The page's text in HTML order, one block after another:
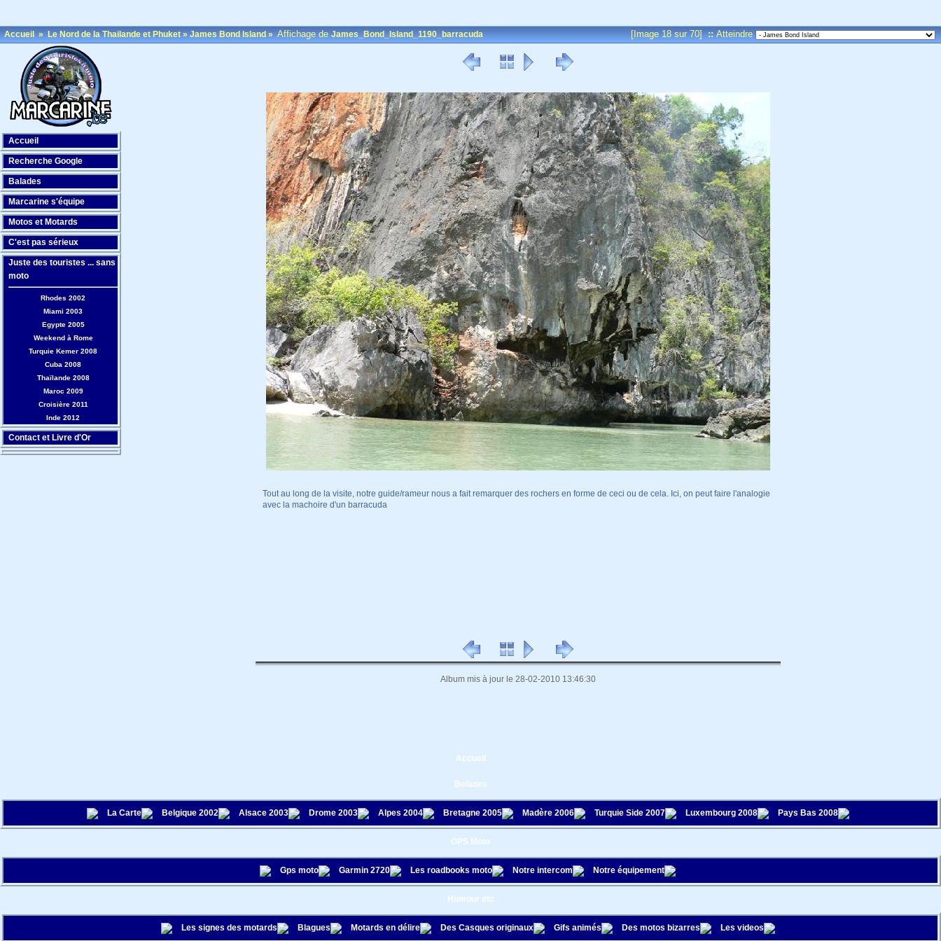
Accueil»Le Nord de la Thailande et Phuket»James Bond Island»Affichage deJames_Bond_Island_1190_barracuda [Image 18 sur 70] ::Atteindre
Tout au long de la visite, notre guide/rameur nous a fait remarquer des rochers en forme de ceci ou de cela. Ici, on peut faire l'analogie
avec la machoire d'un barracuda
Album mis à jour le 28-02-2010 13:46:30
Accueil
Balades
La Carte Belgique 2002 Alsace 2003 Drome 2003 Alpes 2004 Bretagne 2005 Madère 2006 Turquie Side 2007 Luxembourg 2008 Pays Bas 2008
GPS Moto
Gps moto Garmin 2720 Les roadbooks moto Notre intercom Notre équipement
Humour etc
Les signes des motards Blagues Motards en délire Des Casques originaux Gifs animés Des motos bizarres Les videos
Accueil
Recherche Google
Balades
Marcarine s'équipe
Motos et Motards
C'est pas sérieux
Juste des touristes ... sans
moto
Rhodes 2002
Miami 2003
Egypte 2005
Weekend à Rome
Turquie Kemer 2008
Cuba 2008
Thaïlande 2008
Maroc 2009
Croisière 2011
Inde 2012
Contact et Livre d'Or